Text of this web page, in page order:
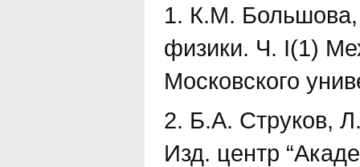
1. К.М. Большова,
физики. Ч. I(1)
Московского
2. Б.А. Струков,
Изд. центр